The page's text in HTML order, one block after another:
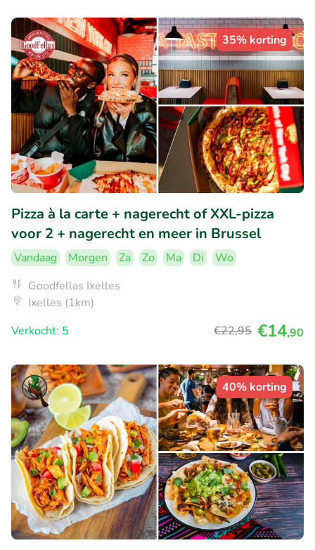
35% korting
Pizza à la carte + nagerecht of XXL-pizza
voor 2 + nagerecht en meer in Brussel
Vandaag Morgen Za Zo Ma Di
Wo
Goodfellas Ixelles
Ixelles (1km)
Verkocht: 5
€22,95 €14,90
40% korting